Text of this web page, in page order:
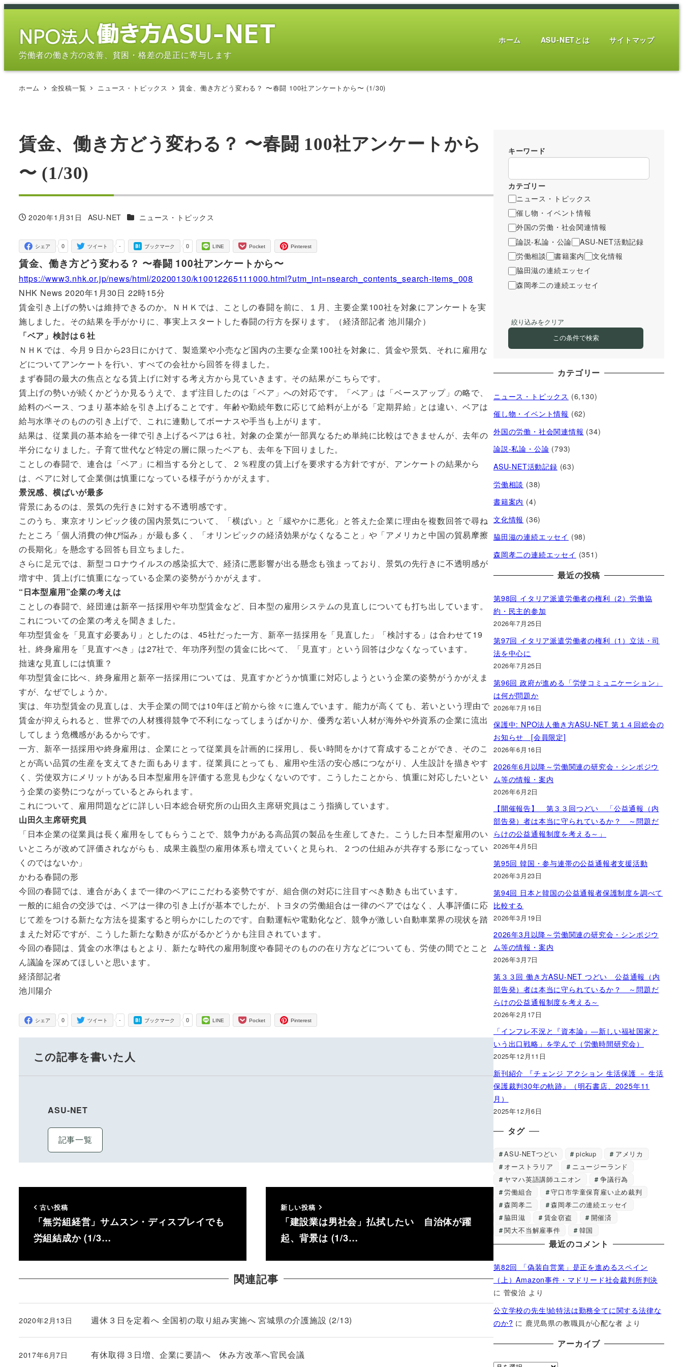
メ
労働者の働き方の改善、貧困・格差の是正に寄与します
ホーム ASU-NETとは サイトマップ
ホーム 全投稿一覧 ニュース・トピックス 賃金、働き方どう変わる？ 〜春闘 100社アンケートから〜 (1/30)
賃金、働き方どう変わる？ 〜春闘 100社アンケートから
〜 (1/30)
投稿日
2020年1月31日
著
ASU-NET カテゴリー
ニュース・トピックス
0
シェア -
ツイート 0
ブックマーク LINE Pocket Pinterest
賃金、働き方どう変わる？ 〜春闘 100社アンケートから〜
https://www3.nhk.or.jp/news/html/20200130/k10012265111000.html?utm_int=nsearch_contents_search-items_008
NHK News 2020年1月30日 22時15分
賃金引き上げの勢いは維持できるのか。ＮＨＫでは、ことしの春闘を前に、１月、主要企業100社を対象にアンケートを実
施しました。その結果を手がかりに、事実上スタートした春闘の行方を探ります。（経済部記者 池川陽介）
「ベア」検討は６社
ＮＨＫでは、今月９日から23日にかけて、製造業や小売など国内の主要な企業100社を対象に、賃金や景気、それに雇用な
どについてアンケートを行い、すべての会社から回答を得ました。
まず春闘の最大の焦点となる賃上げに対する考え方から見ていきます。その結果がこちらです。
賃上げの勢いが続くかどうか見るうえで、まず注目したのは「ベア」への対応です。「ベア」は「ベースアップ」の略で、
給料のベース、つまり基本給を引き上げることです。年齢や勤続年数に応じて給料が上がる「定期昇給」とは違い、ベアは
給与水準そのものの引き上げで、これに連動してボーナスや手当も上がります。
結果は、従業員の基本給を一律で引き上げるベアは６社。対象の企業が一部異なるため単純に比較はできませんが、去年の
半分になりました。子育て世代など特定の層に限ったベアも、去年を下回りました。
ことしの春闘で、連合は「ベア」に相当する分として、２％程度の賃上げを要求する方針ですが、アンケートの結果から
は、ベアに対して企業側は慎重になっている様子がうかがえます。
景況感、横ばいが最多
背景にあるのは、景気の先行きに対する不透明感です。
このうち、東京オリンピック後の国内景気について、「横ばい」と「緩やかに悪化」と答えた企業に理由を複数回答で尋ね
たところ「個人消費の伸び悩み」が最も多く、「オリンピックの経済効果がなくなること」や「アメリカと中国の貿易摩擦
の長期化」を懸念する回答も目立ちました。
さらに足元では、新型コロナウイルスの感染拡大で、経済に悪影響が出る懸念も強まっており、景気の先行きに不透明感が
増す中、賃上げに慎重になっている企業の姿勢がうかがえます。
“日本型雇用”企業の考えは
ことしの春闘で、経団連は新卒一括採用や年功型賃金など、日本型の雇用システムの見直しについても打ち出しています。
これについての企業の考えを聞きました。
年功型賃金を「見直す必要あり」としたのは、45社だった一方、新卒一括採用を「見直した」「検討する」は合わせて19
社。終身雇用を「見直すべき」は27社で、年功序列型の賃金に比べて、「見直す」という回答は少なくなっています。
拙速な見直しには慎重？
年功型賃金に比べ、終身雇用と新卒一括採用については、見直すかどうか慎重に対応しようという企業の姿勢がうかがえま
すが、なぜでしょうか。
実は、年功型賃金の見直しは、大手企業の間では10年ほど前から徐々に進んでいます。能力が高くても、若いという理由で
賃金が抑えられると、世界での人材獲得競争で不利になってしまうばかりか、優秀な若い人材が海外や外資系の企業に流出
してしまう危機感があるからです。
一方、新卒一括採用や終身雇用は、企業にとって従業員を計画的に採用し、長い時間をかけて育成することができ、そのこ
とが高い品質の生産を支えてきた面もあります。従業員にとっても、雇用や生活の安心感につながり、人生設計を描きやす
く、労使双方にメリットがある日本型雇用を評価する意見も少なくないのです。こうしたことから、慎重に対応したいとい
う企業の姿勢につながっているとみられます。
これについて、雇用問題などに詳しい日本総合研究所の山田久主席研究員はこう指摘しています。
山田久主席研究員
「日本企業の従業員は長く雇用をしてもらうことで、競争力がある高品質の製品を生産してきた。こうした日本型雇用のい
いところが改めて評価されながらも、成果主義型の雇用体系も増えていくと見られ、２つの仕組みが共存する形になってい
くのではないか」
かわる春闘の形
今回の春闘では、連合があくまで一律のベアにこだわる姿勢ですが、組合側の対応に注目すべき動きも出ています。
一般的に組合の交渉では、ベアは一律の引き上げが基本でしたが、トヨタの労働組合は一律のベアではなく、人事評価に応
じて差をつける新たな方法を提案すると明らかにしたのです。自動運転や電動化など、競争が激しい自動車業界の現状を踏
まえた対応ですが、こうした新たな動きが広がるかどうかも注目されています。
今回の春闘は、賃金の水準はもとより、新たな時代の雇用制度や春闘そのものの在り方などについても、労使の間でとこと
ん議論を深めてほしいと思います。
経済部記者
池川陽介
0
シェア -
ツイート 0
ブックマーク LINE Pocket Pinterest
この記事を書いた人
ASU-NET
記事一覧
古い投稿
「無労組経営」サムスン・ディスプレイでも
労組結成か (1/3…
新しい投稿
「建設業は男社会」払拭したい 自治体が躍
起、背景は (1/3…
関連記事
週休３日を定着へ 全国初の取り組み実施へ 宮城県の介護施設 (2/13)
投稿日
2020年2月13日
有休取得３日増、企業に要請へ 休み方改革へ官民会議
投稿日
2017年6月7日
キーワード
カテゴリー
ニュース・トピックス
催し物・イベント情報
外国の労働・社会関連情報
論説-私論・公論
ASU-NET活動記録
労働相談
書籍案内
文化情報
脇田滋の連続エッセイ
森岡孝二の連続エッセイ
絞り込みをクリア
この条件で検索
カテゴリー
ニュース・トピックス (6,130)
催し物・イベント情報 (62)
外国の労働・社会関連情報 (34)
論説-私論・公論 (793)
ASU-NET活動記録 (63)
労働相談 (38)
書籍案内 (4)
文化情報 (36)
脇田滋の連続エッセイ (98)
森岡孝二の連続エッセイ (351)
最近の投稿
第98回 イタリア派遣労働者の権利（2）労働協
約・民主的参加
2026年7月25日
第97回 イタリア派遣労働者の権利（1）立法・司
法を中心に
2026年7月25日
第96回 政府が進める「労使コミュニケーション」
は何が問題か
2026年7月16日
保護中: NPO法人働き方ASU-NET 第１４回総会の
お知らせ [会員限定]
2026年6月16日
2026年6月以降～労働関連の研究会・シンポジウ
ム等の情報・案内
2026年6月2日
【開催報告】 第３３回つどい 「公益通報（内
部告発）者は本当に守られているか？ ～問題だ
らけの公益通報制度を考える～」
2026年4月5日
第95回 韓国・参与連帯の公益通報者支援活動
2026年3月23日
第94回 日本と韓国の公益通報者保護制度を調べて
比較する
2026年3月19日
2026年3月以降～労働関連の研究会・シンポジウ
ム等の情報・案内
2026年3月7日
第３３回 働き方ASU-NET つどい 公益通報（内
部告発）者は本当に守られているか？ ～問題だ
らけの公益通報制度を考える～
2026年2月17日
「インフレ不況と『資本論』―新しい福祉国家と
いう出口戦略」を学んで（労働時間研究会）
2025年12月11日
新刊紹介 『チェンジ アクション 生活保護 － 生活
保護裁判30年の軌跡』（明石書店、2025年11
月）
2025年12月6日
タグ
ASU-NETつどい pickup
アメリカ
オーストラリア
ニュージーランド
ヤマハ英語講師ユニオン
争議行為
労働組合
守口市学童保育雇い止め裁判
森岡孝二
森岡孝二の連続エッセイ
脇田滋
賃金窃盗
開催済
関大不当解雇事件
韓国
最近のコメント
第82回 「偽装自営業」是正を進めるスペイン
（上）Amazon事件・マドリード社会裁判所判決
に 菅俊治 より
公立学校の先生!給特法は勤務全てに関する法律な
のか? に 鹿児島県の教職員が心配な者 より
アーカイブ